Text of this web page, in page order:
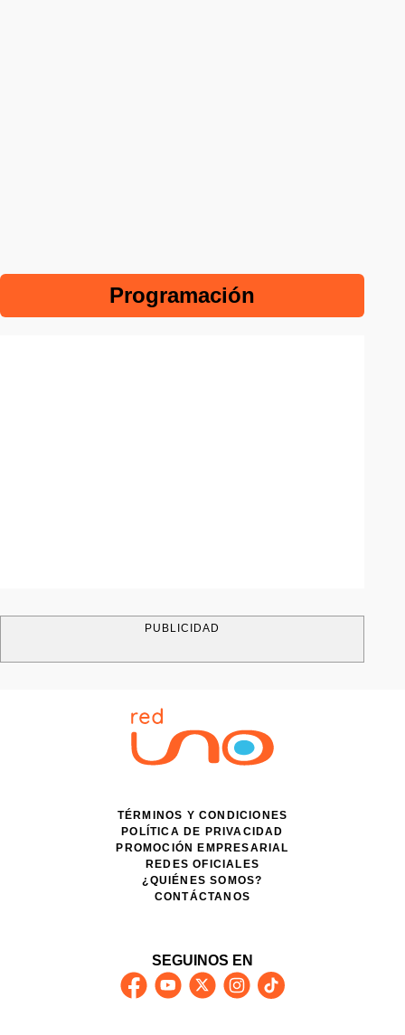
Programación
PUBLICIDAD
TÉRMINOS Y CONDICIONES
POLÍTICA DE PRIVACIDAD
PROMOCIÓN EMPRESARIAL
REDES OFICIALES
¿QUIÉNES SOMOS?
CONTÁCTANOS
SEGUINOS EN